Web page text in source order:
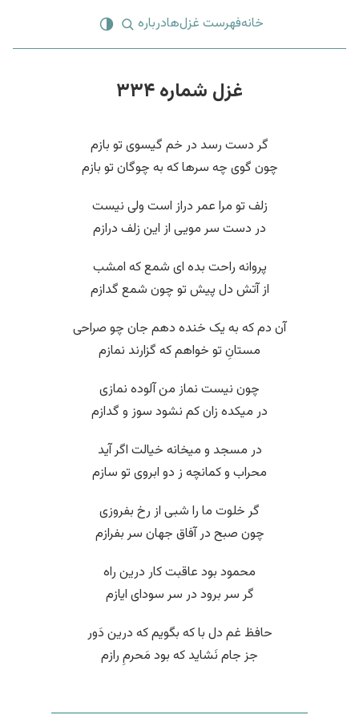
خانهفهرست غزل‌هادرباره
غزل شماره ۳۳۴
گر دست رسد در خم گیسوی تو بازم
چون گوی چه سرها که به چوگان تو بازم
زلف تو مرا عمر دراز است ولی نیست
در دست سر مویی از این زلف درازم
پروانه راحت بده ای شمع که امشب
از آتش دل پیش تو چون شمع گدازم
آن دم که به یک خنده دهم جان چو صراحی
مستانِ تو خواهم که گزارند نمازم
چون نیست نماز من آلوده نمازی
در میکده زان کم نشود سوز و گدازم
در مسجد و میخانه خیالت اگر آید
محراب و کمانچه ز دو ابروی تو سازم
گر خلوت ما را شبی از رخ بفروزی
چون صبح در آفاق جهان سر بفرازم
محمود بود عاقبت کار درین راه
گر سر برود در سر سودای ایازم
حافظ غم دل با که بگویم که درین دَور
جز جام نَشاید که بود مَحرمِ رازم